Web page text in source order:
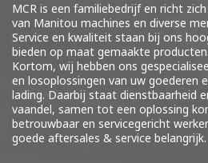
MCR is een familiebedrijf en richt
van Manitou machines en diverse
Service en kwaliteit staan bij ons
bieden op maat gemaakte producten.
Kortom, wij hebben ons
en losoplossingen van uw goederen
lading. Daarbij staat dienstbaarheid
vaandel, samen tot een oplossing
betrouwbaar en servicegericht
goede aftersales & service belangrijk.